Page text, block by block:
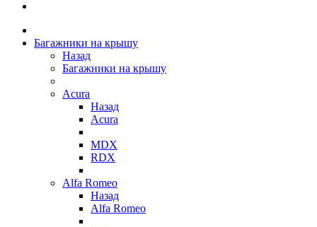
Багажники на крышу
Назад
Багажники на крышу
Acura
Назад
Acura
MDX
RDX
Alfa Romeo
Назад
Alfa Romeo